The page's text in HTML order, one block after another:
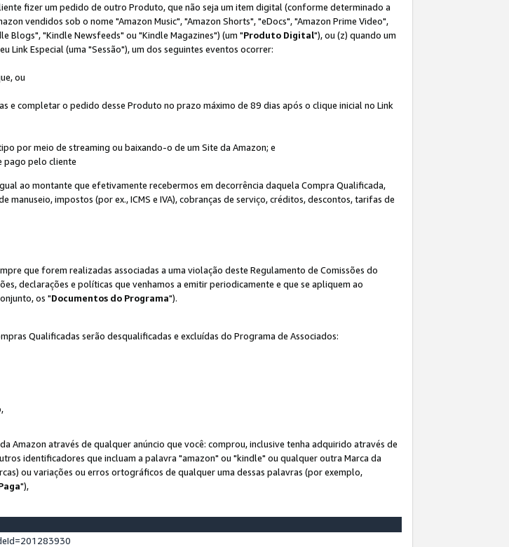
fizer um pedido de outro Produto, que não seja um item digital (conforme determinado a
vendidos sob o nome "Amazon Music", "Amazon Shorts", "eDocs", "Amazon Prime Video",
Blogs", "Kindle Newsfeeds" ou "Kindle Magazines") (um "Produto Digital"), ou (z) quando um
Link Especial (uma "Sessão"), um dos seguintes eventos ocorrer:
ou
e completar o pedido desse Produto no prazo máximo de 89 dias após o clique inicial no Link
por meio de streaming ou baixando-o de um Site da Amazon; e
pago pelo cliente
ao montante que efetivamente recebermos em decorrência daquela Compra Qualificada,
impostos (por ex., ICMS e IVA), cobranças de serviço, créditos, descontos, tarifas de
que forem realizadas associadas a uma violação deste Regulamento de Comissões do
declarações e políticas que venhamos a emitir periodicamente e que se apliquem ao
os "Documentos do Programa").
Qualificadas serão desqualificadas e excluídas do Programa de Associados:
Amazon através de qualquer anúncio que você: comprou, inclusive tenha adquirido através de
identificadores que incluam a palavra "amazon" ou "kindle" ou qualquer outra Marca da
ou variações ou erros ortográficos de qualquer uma dessas palavras (por exemplo,
"),